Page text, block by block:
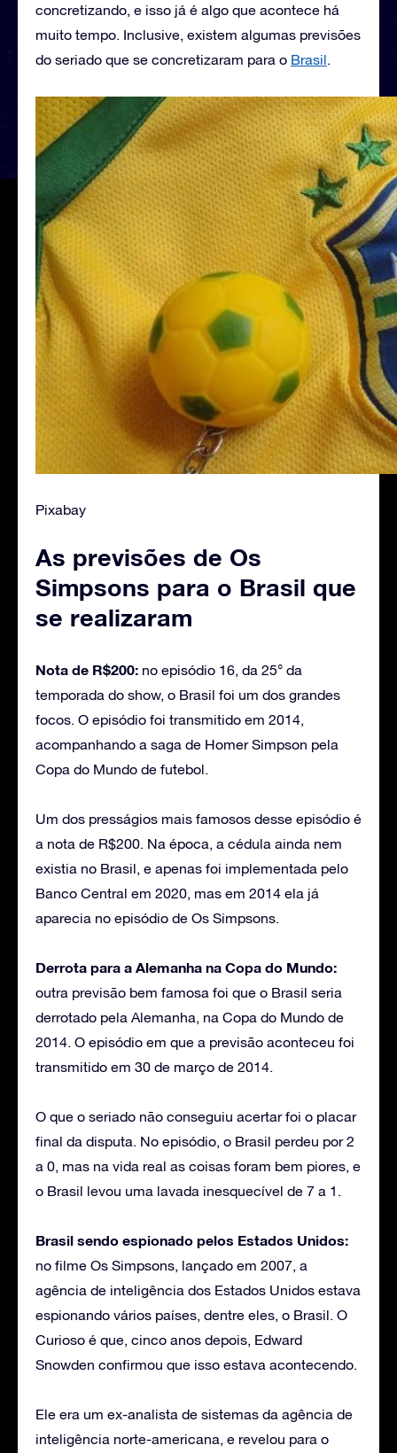
concretizando, e isso já é algo que acontece há
muito tempo. Inclusive, existem algumas previsões
do seriado que se concretizaram para o Brasil.
Pixabay
As previsões de Os
Simpsons para o Brasil que
se realizaram
Nota de R$200: no episódio 16, da 25° da
temporada do show, o Brasil foi um dos grandes
focos. O episódio foi transmitido em 2014,
acompanhando a saga de Homer Simpson pela
Copa do Mundo de futebol.
Um dos presságios mais famosos desse episódio é
a nota de R$200. Na época, a cédula ainda nem
existia no Brasil, e apenas foi implementada pelo
Banco Central em 2020, mas em 2014 ela já
aparecia no episódio de Os Simpsons.
Derrota para a Alemanha na Copa do Mundo:
outra previsão bem famosa foi que o Brasil seria
derrotado pela Alemanha, na Copa do Mundo de
2014. O episódio em que a previsão aconteceu foi
transmitido em 30 de março de 2014.
O que o seriado não conseguiu acertar foi o placar
final da disputa. No episódio, o Brasil perdeu por 2
a 0, mas na vida real as coisas foram bem piores, e
o Brasil levou uma lavada inesquecível de 7 a 1.
Brasil sendo espionado pelos Estados Unidos:
no filme Os Simpsons, lançado em 2007, a
agência de inteligência dos Estados Unidos estava
espionando vários países, dentre eles, o Brasil. O
Curioso é que, cinco anos depois, Edward
Snowden confirmou que isso estava acontecendo.
Ele era um ex-analista de sistemas da agência de
inteligência norte-americana, e revelou para o